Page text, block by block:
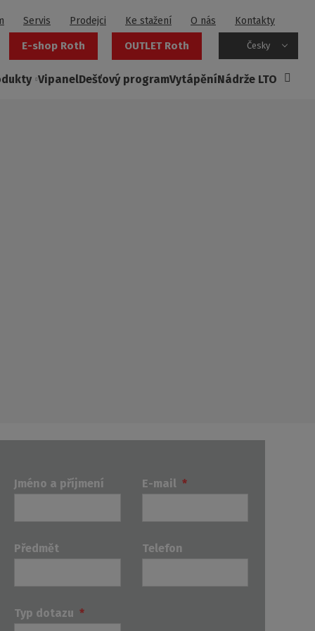
Servis Prodejci Ke stažení O nás Kontakty
E-shop Roth OUTLET Roth Česky
VipanelDešťový programVytápěníNádrže LTO
Jméno a příjmení
Předmět
Typ dotazu *
E-mail *
Telefon